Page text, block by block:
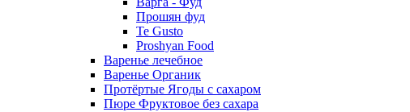
Прошян фуд
Te Gusto
Proshyan Food
Варенье лечебное
Варенье Органик
Протёртые Ягоды с сахаром
Пюре Фруктовое без сахара